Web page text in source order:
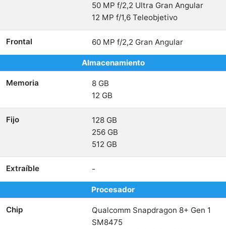
50 MP f/2,2 Ultra Gran Angular
12 MP f/1,6 Teleobjetivo
Frontal 60 MP f/2,2 Gran Angular
Almacenamiento
Memoria
8 GB
12 GB
Fijo
128 GB
256 GB
512 GB
Extraíble -
Procesador
Chip
Qualcomm Snapdragon 8+ Gen 1
SM8475